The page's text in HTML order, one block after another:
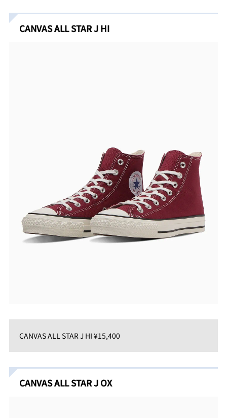
CANVAS ALL STAR J HI
CANVAS ALL STAR J HI ¥15,400
CANVAS ALL STAR J OX